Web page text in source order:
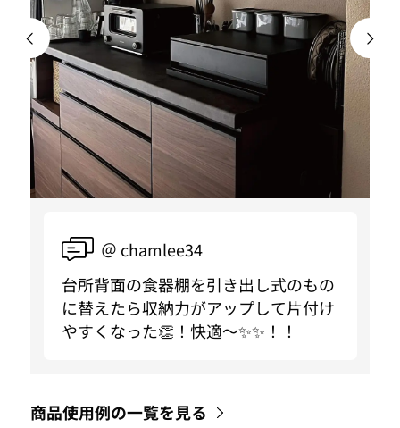
＠ chamlee34
台所背面の食器棚を引き出し式のもの
に替えたら収納力がアップして片付け
やすくなった👏！快適〜✨✨！！
商品使用例の一覧を見る